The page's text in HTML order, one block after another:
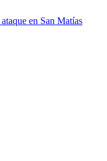
ataque en San Matías